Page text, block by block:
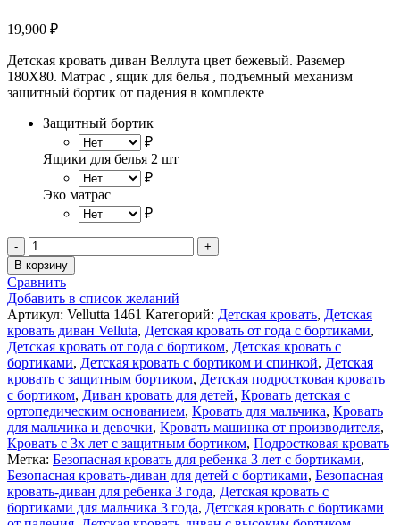
19,900 ₽
Детская кровать диван Веллута цвет бежевый. Раземер
180Х80. Матрас , ящик для белья , подъемный механизм
защитный бортик от падения в комплекте
Защитный бортик
₽
Ящики для белья 2 шт
₽
Эко матрас
₽
Количество
товара
Velluta
детская
кровать
диван
с
мягкой
боковиной
и
защитным
бортиком
цвет
бежевый
180Х80
В корзину
Сравнить
Добавить в список желаний
Артикул: Vellutta 1461 Категорий: Детская кровать, Детская
кровать диван Velluta, Детская кровать от года с бортиками,
Детская кровать от года с бортиком, Детская кровать с
бортиками, Детская кровать с бортиком и спинкой, Детская
кровать с защитным бортиком, Детская подростковая кровать
с бортиком, Диван кровать для детей, Кровать детская с
ортопедическим основанием, Кровать для мальчика, Кровать
для мальчика и девочки, Кровать машинка от производителя,
Кровать с 3х лет с защитным бортиком, Подростковая кровать
Метка: Безопасная кровать для ребенка 3 лет с бортиками,
Безопасная кровать-диван для детей с бортиками, Безопасная
кровать-диван для ребенка 3 года, Детская кровать с
бортиками для мальчика 3 года, Детская кровать с бортиками